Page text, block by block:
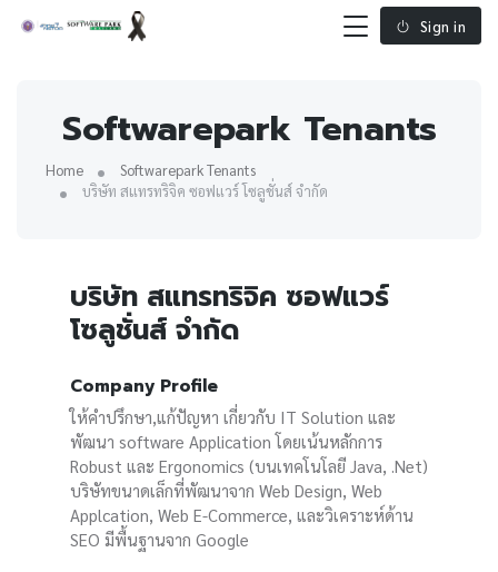
Sign in
Softwarepark Tenants
Home
Softwarepark Tenants
บริษัท สแทรทริจิค ซอฟแวร์ โซลูชั่นส์ จำกัด
บริษัท สแทรทริจิค ซอฟแวร์
โซลูชั่นส์ จำกัด
Company Profile
ให้คำปรึกษา,แก้ปัญหา เกี่ยวกับ IT Solution และ
พัฒนา software Application โดยเน้นหลักการ
Robust และ Ergonomics (บนเทคโนโลยี Java, .Net)
บริษัทขนาดเล็กที่พัฒนาจาก Web Design, Web
Applcation, Web E-Commerce, และวิเคราะห์ด้าน
SEO มีพื้นฐานจาก Google